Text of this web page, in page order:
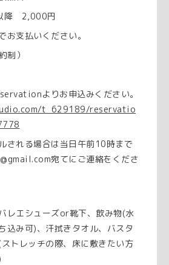
2,000円
お支払いください。
制）
よりお申込みください。
t_629189/reservatio
される場合は当日午前10時まで
宛てにご連絡をくださ
レエシューズor靴下、飲み物(水
込み可)、汗拭きタオル、バスタ
トレッチの際、床に敷きたい方